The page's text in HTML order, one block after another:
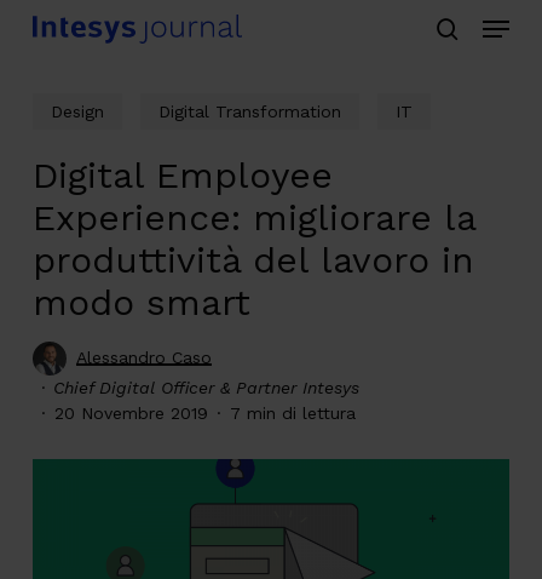
Skip
Menu
Design Digital Transformation IT
Digital Employee
Experience: migliorare la
produttività del lavoro in
modo smart
Alessandro Caso
Chief Digital Officer & Partner Intesys
20 Novembre 2019
7 min di lettura